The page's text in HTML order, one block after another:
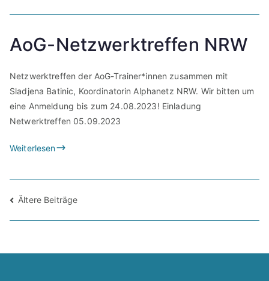
AoG-Netzwerktreffen NRW
Netzwerktreffen der AoG-Trainer*innen zusammen mit
Sladjena Batinic, Koordinatorin Alphanetz NRW. Wir bitten um
eine Anmeldung bis zum 24.08.2023! Einladung
Netwerktreffen 05.09.2023
Weiterlesen
Beitragsnavigation
Ältere Beiträge